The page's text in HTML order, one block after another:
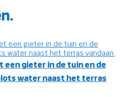
een gieter in de tuin en de
water naast het terras